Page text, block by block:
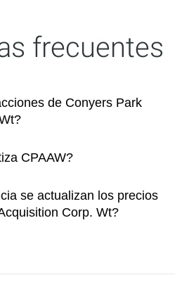
frecuentes
de Conyers Park
CPAAW?
se actualizan los precios
Corp. Wt?